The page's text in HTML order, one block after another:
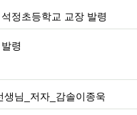
정초등학교 교장 발령
령
생님_저자_감솔이종욱